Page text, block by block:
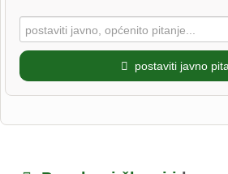
postaviti javno